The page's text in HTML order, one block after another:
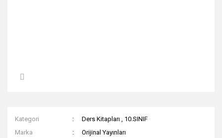
Kategori Ders Kitapları , 10.SINIF
Marka
Orijinal Yayınları